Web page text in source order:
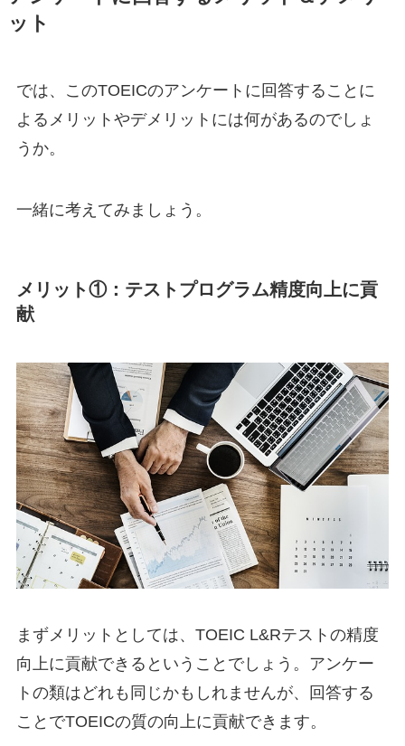
ット
では、このTOEICのアンケートに回答することに
よるメリットやデメリットには何があるのでしょ
うか。
一緒に考えてみましょう。
メリット①：テストプログラム精度向上に貢
献
まずメリットとしては、TOEIC L&Rテストの精度
向上に貢献できるということでしょう。アンケー
トの類はどれも同じかもしれませんが、回答する
ことでTOEICの質の向上に貢献できます。